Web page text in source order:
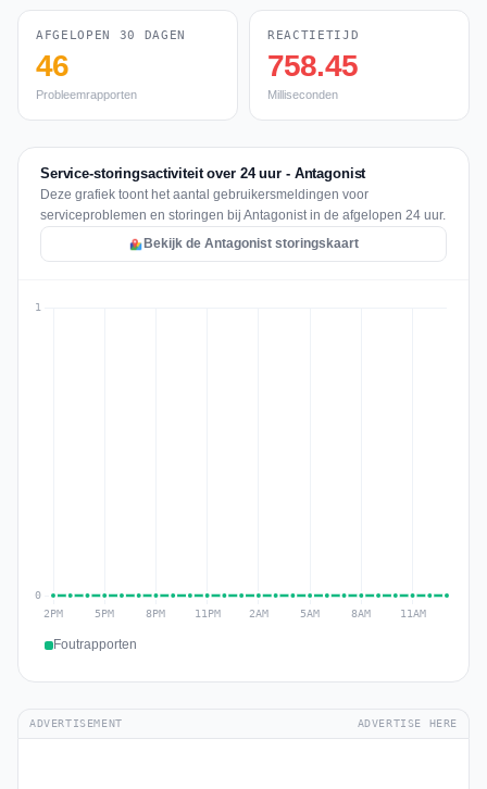
AFGELOPEN 30 DAGEN
46
Probleemrapporten
REACTIETIJD
758.45
Milliseconden
Service-storingsactiviteit over 24 uur - Antagonist
Deze grafiek toont het aantal gebruikersmeldingen voor
serviceproblemen en storingen bij Antagonist in de afgelopen 24 uur.
Bekijk de Antagonist storingskaart
Foutrapporten
ADVERTISEMENT ADVERTISE HERE